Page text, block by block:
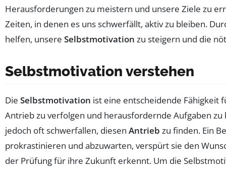
Herausforderungen zu meistern und unsere Ziele zu
Zeiten, in denen es uns schwerfällt, aktiv zu bleiben.
helfen, unsere Selbstmotivation zu steigern und die
Selbstmotivation verstehen
Die Selbstmotivation ist eine entscheidende Fähigkeit
Antrieb zu verfolgen und herausfordernde Aufgaben
jedoch oft schwerfallen, diesen Antrieb zu finden. Ein
prokrastinieren und abzuwarten, verspürt sie den
der Prüfung für ihre Zukunft erkennt. Um die